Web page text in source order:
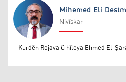
Mihemed Eli Destmalî
Mihemed Eli
Nivîskar
Kurdên Rojava û hîleya Ehmed El-